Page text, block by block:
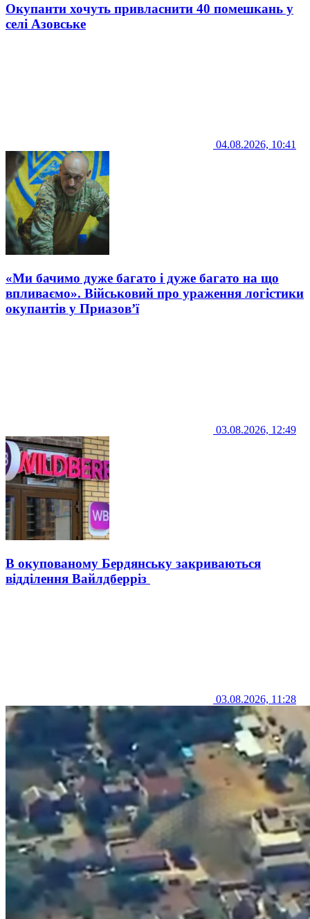
Окупанти хочуть привласнити 40 помешкань у
селі Азовське
04.08.2026, 10:41
«Ми бачимо дуже багато і дуже багато на що
впливаємо». Військовий про ураження логістики
окупантів у Приазов’ї
03.08.2026, 12:49
В окупованому Бердянську закриваються
відділення Вайлдберріз
03.08.2026, 11:28